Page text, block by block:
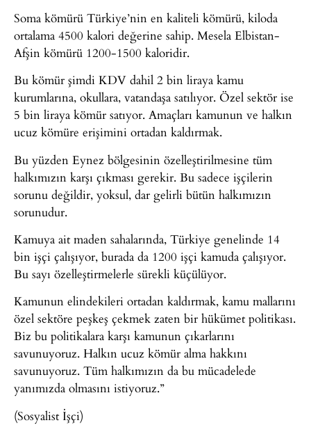
Soma kömürü Türkiye’nin en kaliteli kömürü, kiloda
ortalama 4500 kalori değerine sahip. Mesela Elbistan-
Afşin kömürü 1200-1500 kaloridir.
Bu kömür şimdi KDV dahil 2 bin liraya kamu
kurumlarına, okullara, vatandaşa satılıyor. Özel sektör ise
5 bin liraya kömür satıyor. Amaçları kamunun ve halkın
ucuz kömüre erişimini ortadan kaldırmak.
Bu yüzden Eynez bölgesinin özelleştirilmesine tüm
halkımızın karşı çıkması gerekir. Bu sadece işçilerin
sorunu değildir, yoksul, dar gelirli bütün halkımızın
sorunudur.
Kamuya ait maden sahalarında, Türkiye genelinde 14
bin işçi çalışıyor, burada da 1200 işçi kamuda çalışıyor.
Bu sayı özelleştirmelerle sürekli küçülüyor.
Kamunun elindekileri ortadan kaldırmak, kamu mallarını
özel sektöre peşkeş çekmek zaten bir hükümet politikası.
Biz bu politikalara karşı kamunun çıkarlarını
savunuyoruz. Halkın ucuz kömür alma hakkını
savunuyoruz. Tüm halkımızın da bu mücadelede
yanımızda olmasını istiyoruz.”
(Sosyalist İşçi)